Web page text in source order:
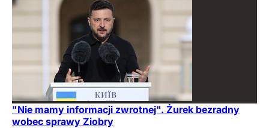
"Nie mamy informacji zwrotnej". Żurek bezradny
wobec sprawy Ziobry